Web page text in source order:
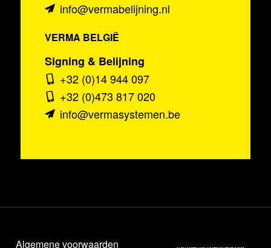
info@vermabelijning.nl
VERMA BELGIË
Signing & Belijning
+32 (0)14 944 097
+32 (0)473 817 020
info@vermasystemen.be
Algemene voorwaarden